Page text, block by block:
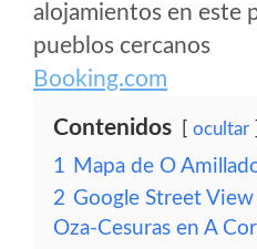
alojamientos en este
pueblos cercanos
Booking.com
Contenidos ocultar
1 Mapa de O
2 Google Street
Oza-Cesuras en A